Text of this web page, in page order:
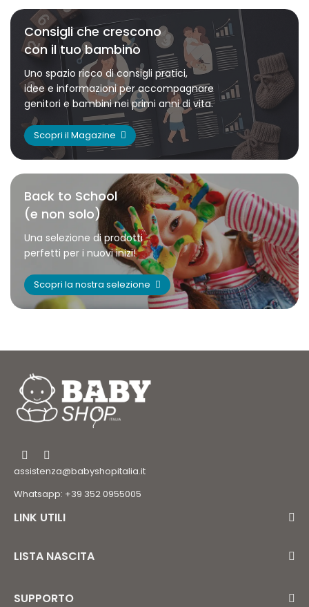
Consigli che crescono
con il tuo bambino
Uno spazio ricco di consigli pratici,
idee e informazioni per accompagnare
genitori e bambini nei primi anni di vita.
Scopri il Magazine
Back to School
(e non solo)
Una selezione di prodotti
perfetti per i nuovi inizi!
Scopri la nostra selezione
assistenza@babyshopitalia.it
Whatsapp: +39 352 0955005
LINK UTILI
LISTA NASCITA
SUPPORTO